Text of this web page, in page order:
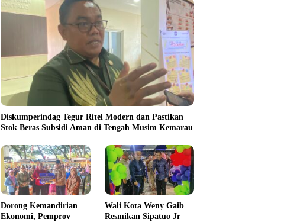
Diskumperindag Tegur Ritel Modern dan Pastikan
Stok Beras Subsidi Aman di Tengah Musim Kemarau
Dorong Kemandirian
Ekonomi, Pemprov
Wali Kota Weny Gaib
Resmikan Sipatuo Jr